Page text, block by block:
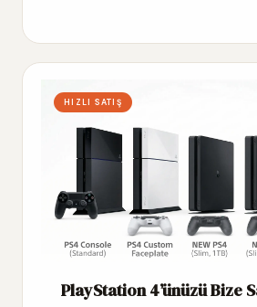
HIZLI SATIŞ
PlayStation 4’ünüzü Bize